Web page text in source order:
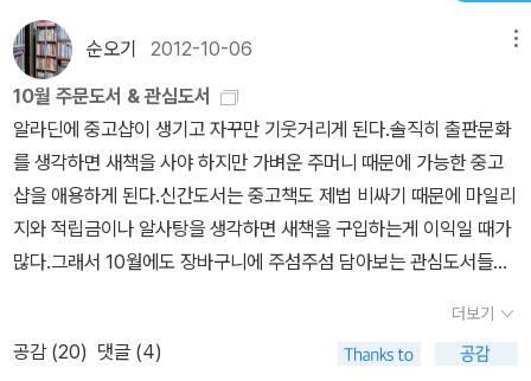
순오기 2012-10-06
10월 주문도서 & 관심도서
알라딘에 중고샵이 생기고 자꾸만 기웃거리게 된다.솔직히 출판문화
를 생각하면 새책을 사야 하지만 가벼운 주머니 때문에 가능한 중고
샵을 애용하게 된다.신간도서는 중고책도 제법 비싸기 때문에 마일리
지와 적립금이나 알사탕을 생각하면 새책을 구입하는게 이익일 때가
많다.그래서 10월에도 장바구니에 주섬주섬 담아보는 관심도서들~
탐닉을 재미있게 읽었고, 이달의 리뷰로 선정된 좋은 기억과 애정하
는 마음산책 책이니까!^^'한때 나는 공주였다' 로 시작한 고전탐닉 리
더보기
공감 (20) 댓글 (4)